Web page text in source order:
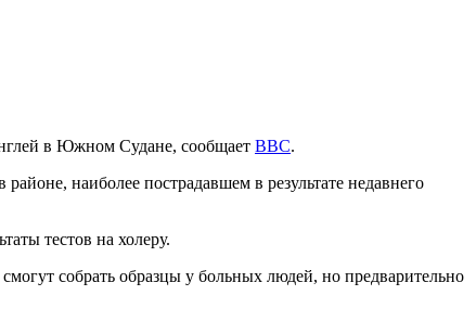
в Южном Судане, сообщает BBC.
наиболее пострадавшем в результате недавнего
тестов на холеру.
собрать образцы у больных людей, но предварительно